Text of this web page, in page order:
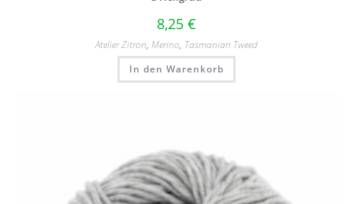
8,25 €
Atelier Zitron, Merino, Tasmanian Tweed
In den Warenkorb